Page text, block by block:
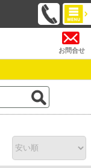
お問合せ